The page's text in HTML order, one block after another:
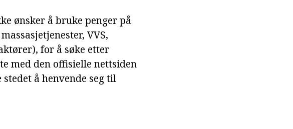
ønsker å bruke penger på
VVS,
for å søke etter
med den offisielle nettsiden
å henvende seg til